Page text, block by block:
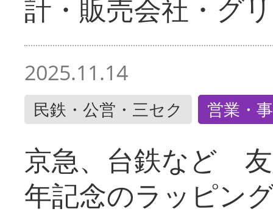
計・販売会社・グ
2025.11.14
民鉄・公営・三セク 営業・
京急、台鉄など
年記念のラッピン